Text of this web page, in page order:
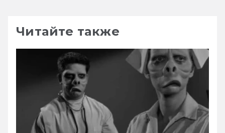
Читайте также